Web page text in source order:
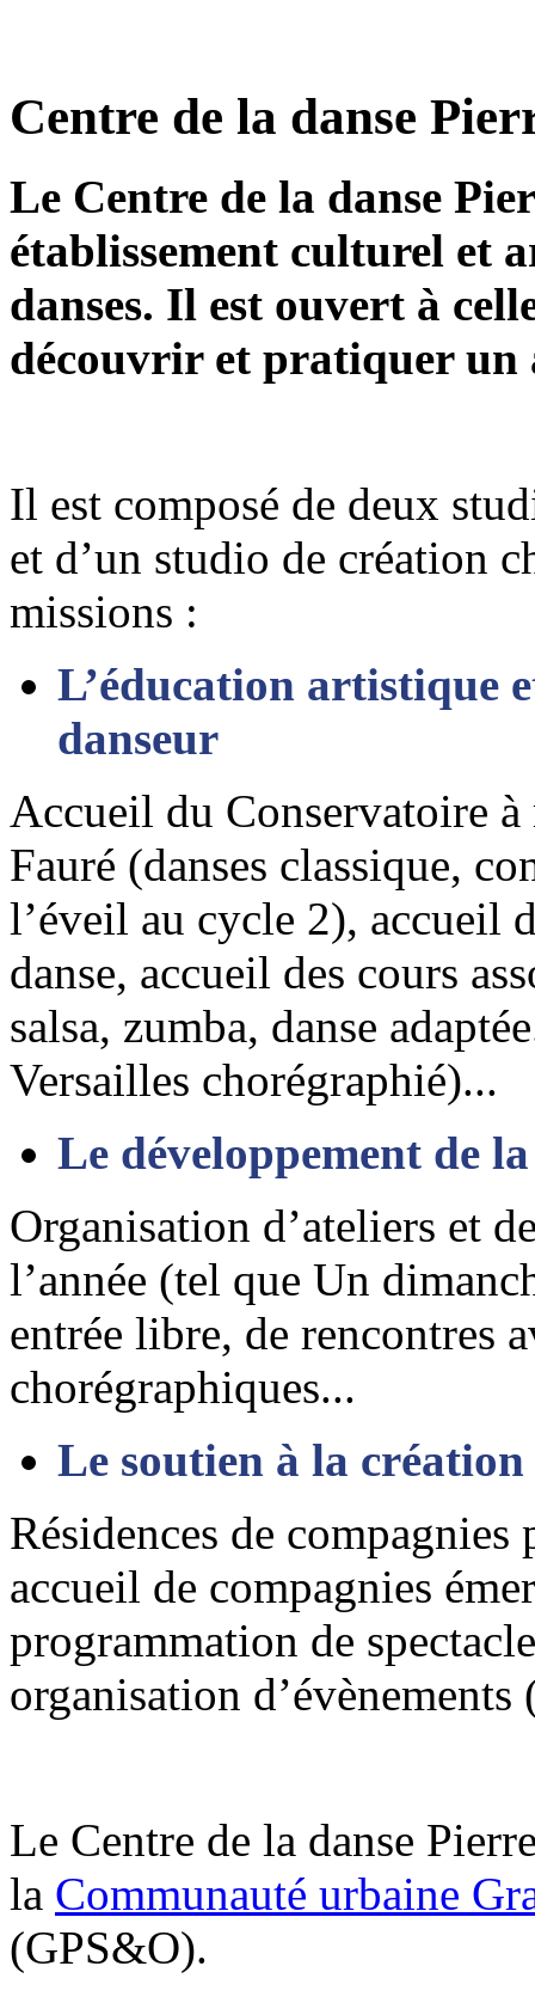
Centre de la danse
Le Centre de la danse
établissement culturel et
danses. Il est ouvert à
découvrir et pratiquer un
Il est composé de deux
et d’un studio de création
missions :
L’éducation artistique
danseur
Accueil du Conservatoire
Fauré (danses classique,
l’éveil au cycle 2), accueil
danse, accueil des cours
salsa, zumba, danse
Versailles chorégraphié)...
Le développement de
Organisation d’ateliers et
l’année (tel que Un
entrée libre, de rencontres
chorégraphiques...
Le soutien à la
Résidences de
accueil de compagnies
programmation de
organisation
Le Centre de la danse
la Communauté urbaine
(GPS&O).